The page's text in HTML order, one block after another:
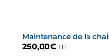
Maintenance de la
250,00€ HT